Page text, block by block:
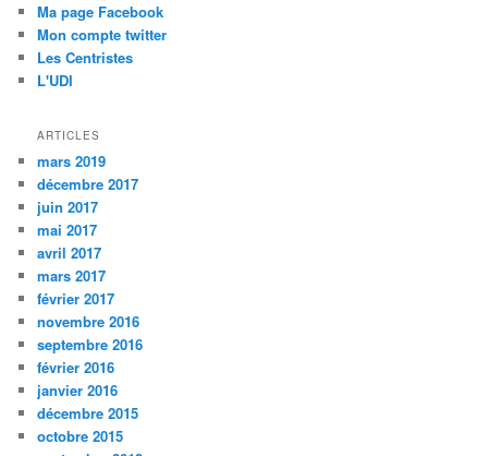
Ma page Facebook
Mon compte twitter
Les Centristes
L'UDI
ARTICLES
mars 2019
décembre 2017
juin 2017
mai 2017
avril 2017
mars 2017
février 2017
novembre 2016
septembre 2016
février 2016
janvier 2016
décembre 2015
octobre 2015